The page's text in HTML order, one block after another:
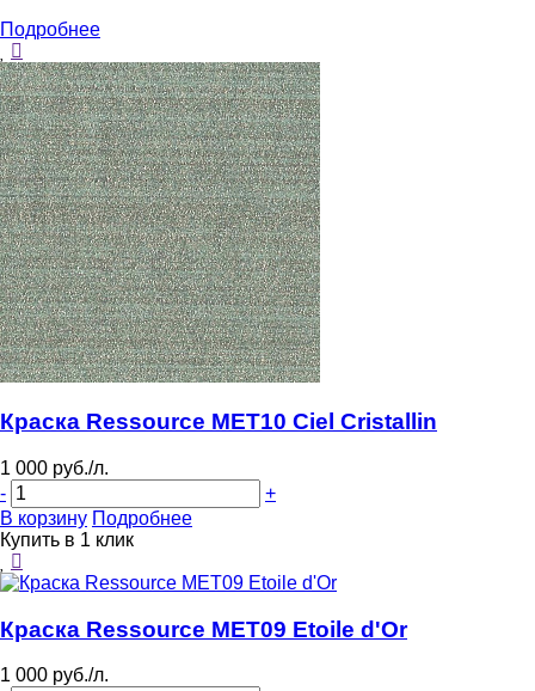
Подробнее
Краска Ressource MET10 Ciel Cristallin
1 000 руб./л.
-
+
В корзину Подробнее
Купить в 1 клик
Краска Ressource MET09 Etoile d'Or
1 000 руб./л.